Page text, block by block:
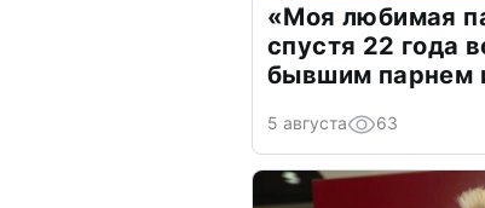
«Моя любимая
спустя 22 года
бывшим парнем
5 августа 63